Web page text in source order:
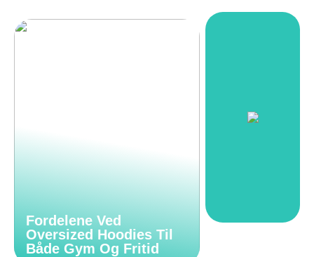
Fordelene Ved
Oversized Hoodies Til
Både Gym Og Fritid